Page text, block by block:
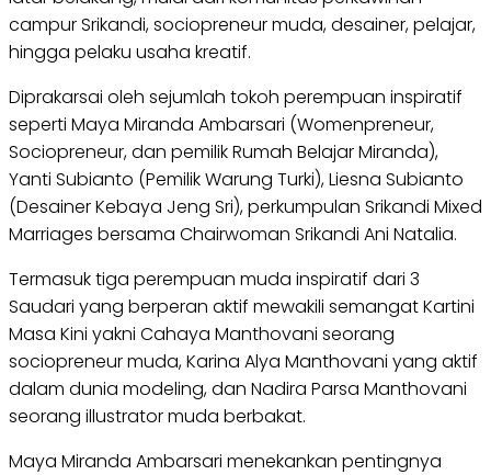
campur Srikandi, sociopreneur muda, desainer, pelajar,
hingga pelaku usaha kreatif.
Diprakarsai oleh sejumlah tokoh perempuan inspiratif
seperti Maya Miranda Ambarsari (Womenpreneur,
Sociopreneur, dan pemilik Rumah Belajar Miranda),
Yanti Subianto (Pemilik Warung Turki), Liesna Subianto
(Desainer Kebaya Jeng Sri), perkumpulan Srikandi Mixed
Marriages bersama Chairwoman Srikandi Ani Natalia.
Termasuk tiga perempuan muda inspiratif dari 3
Saudari yang berperan aktif mewakili semangat Kartini
Masa Kini yakni Cahaya Manthovani seorang
sociopreneur muda, Karina Alya Manthovani yang aktif
dalam dunia modeling, dan Nadira Parsa Manthovani
seorang illustrator muda berbakat.
Maya Miranda Ambarsari menekankan pentingnya